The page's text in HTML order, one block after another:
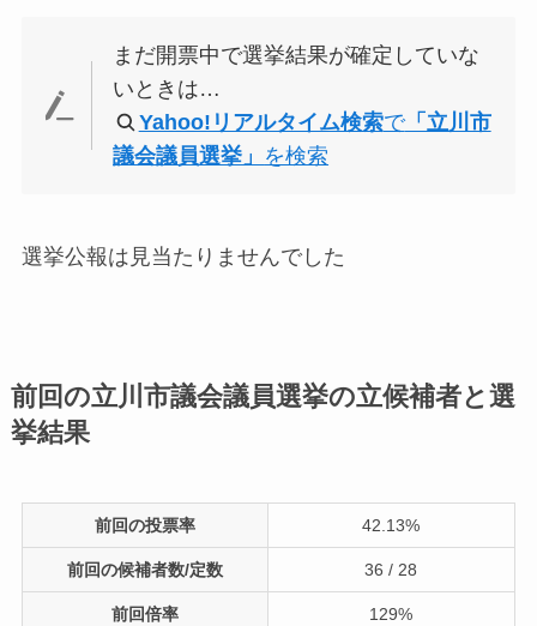
まだ開票中で選挙結果が確定していな
いときは…
Yahoo!リアルタイム検索で「立川市
議会議員選挙」 を検索
選挙公報は見当たりませんでした
前回の立川市議会議員選挙の立候補者と選
挙結果
前回の投票率 42.13%
前回の候補者数/定数 36 / 28
前回倍率 129%